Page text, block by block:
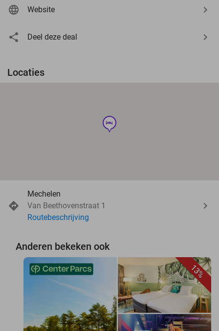
Website
Deel deze deal
Locaties
hotel
Mechelen
Van Beethovenstraat 1
Routebeschrijving
Anderen bekeken ook
13%